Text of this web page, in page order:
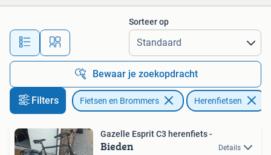
Alle afstanden…
Sorteer op
Bewaar je zoekopdracht
Filters Fietsen en Brommers Herenfietsen
Gazelle Esprit C3 herenfiets -
Bieden Details